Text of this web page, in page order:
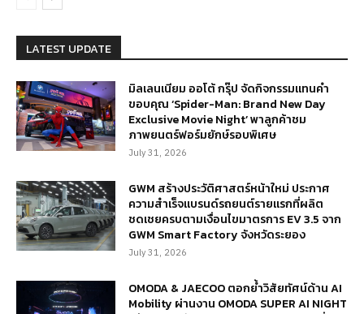
LATEST UPDATE
มิลเลนเนียม ออโต้ กรุ๊ป จัดกิจกรรมแทนคำ
ขอบคุณ ‘Spider-Man: Brand New Day
Exclusive Movie Night’ พาลูกค้าชม
ภาพยนตร์ฟอร์มยักษ์รอบพิเศษ
July 31, 2026
GWM สร้างประวัติศาสตร์หน้าใหม่ ประกาศ
ความสำเร็จแบรนด์รถยนต์รายแรกที่ผลิต
ชดเชยครบตามเงื่อนไขมาตรการ EV 3.5 จาก
GWM Smart Factory จังหวัดระยอง
July 31, 2026
OMODA & JAECOO ตอกย้ำวิสัยทัศน์ด้าน AI
Mobility ผ่านงาน OMODA SUPER AI NIGHT